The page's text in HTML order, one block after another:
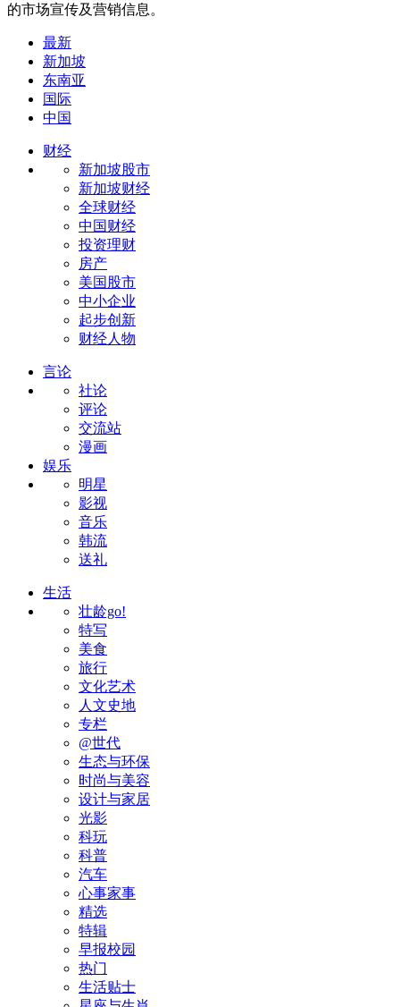
的市场宣传及营销信息。
最新
新加坡
东南亚
国际
中国
财经
新加坡股市
新加坡财经
全球财经
中国财经
投资理财
房产
美国股市
中小企业
起步创新
财经人物
言论
社论
评论
交流站
漫画
娱乐
明星
影视
音乐
韩流
送礼
生活
壮龄go!
特写
美食
旅行
文化艺术
人文史地
专栏
@世代
生态与环保
时尚与美容
设计与家居
光影
科玩
科普
汽车
心事家事
精选
特辑
早报校园
热门
生活贴士